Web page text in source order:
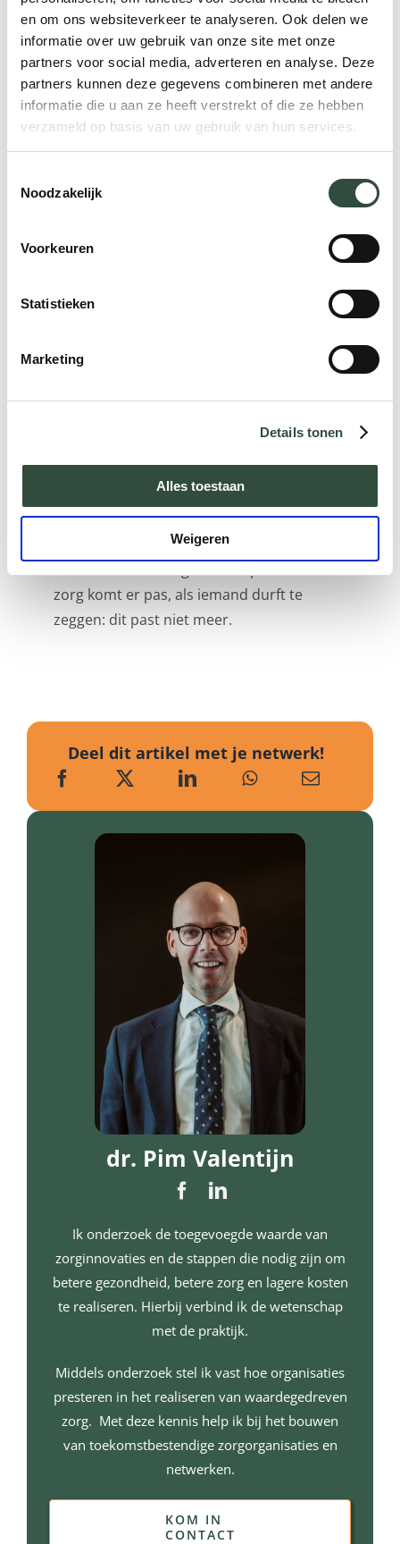
en om ons websiteverkeer te analyseren. Ook delen we
informatie over uw gebruik van onze site met onze
partners voor social media, adverteren en analyse. Deze
partners kunnen deze gegevens combineren met andere
informatie die u aan ze heeft verstrekt of die ze hebben
verzameld op basis van uw gebruik van hun services.
Noodzakelijk
Voorkeuren
Statistieken
Marketing
Details tonen
Alles toestaan
Weigeren
Zorg op maat vraagt niet om nog een
datamodel, maar om menselijkheid.Het
begint bij luisteren, samen beslissen en
ruimte maken voor wat er echt toe doet in
iemands leven. Daarvoor moet het
systeem meebewegen – met technologie,
aanpassen in plaats van afvlakken.
Van goede
echte keuzes
het eigen domein maar buiten schot blijft.
Politieke moed, scherpe besluiten en een
gezamenlijke koers die verder kijkt dan de
volgende pilotronde. Dus stap uit het
bubbelbad van mooie intenties. Droog je
af. En doe wat nodig is. Want passende
zorg komt er pas, als iemand durft te
zeggen: dit past niet meer.
Deel dit artikel met je netwerk!
dr. Pim Valentijn
Ik onderzoek de toegevoegde waarde van
zorginnovaties en de stappen die nodig zijn om
betere gezondheid, betere zorg en lagere kosten
te realiseren. Hierbij verbind ik de wetenschap
met de praktijk.
Middels onderzoek stel ik vast hoe organisaties
presteren in het realiseren van waardegedreven
zorg. Met deze kennis help ik bij het bouwen
van toekomstbestendige zorgorganisaties en
netwerken.
KOM IN
CONTACT